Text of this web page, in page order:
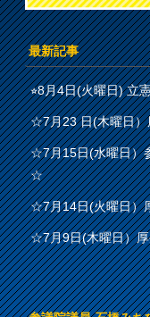
最新記事
⭐︎8月4日(火曜日) 立
☆7月23 日(木曜日
☆7月15日(水曜日）
☆
☆7月14日(火曜日）
☆7月9日(木曜日）